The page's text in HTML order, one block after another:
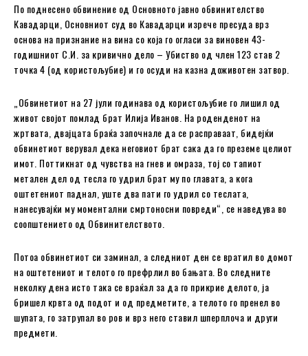
По поднесено обвинение од Основното јавно обвинителство
Кавадарци, Основниот суд во Кавадарци изрече пресуда врз
основа на признание на вина со која го огласи за виновен 43-
годишниот С.И. за кривично дело – Убиство од член 123 став 2
точка 4 (од користољубие) и го осуди на казна доживотен затвор.
„Обвинетиот на 27 јули годинава од користољубие го лишил од
живот својот помлад брат Илија Иванов. На роденденот на
жртвата, двајцата браќа започнале да се расправаат, бидејќи
обвинетиот верувал дека неговиот брат сака да го преземе целиот
имот. Поттикнат од чувства на гнев и омраза, тој со тапиот
метален дел од тесла го удрил брат му по главата, а кога
оштетениот паднал, уште два пати го удрил со теслата,
нанесувајќи му моментални смртоносни повреди“, се наведува во
соопштението од Обвинителството.
Потоа обвинетиот си заминал, а следниот ден се вратил во домот
на оштетениот и телото го префрлил во бањата. Во следните
неколку дена исто така се враќал за да го прикрие делото, ја
бришел крвта од подот и од предметите, а телото го пренел во
шупата, го затрупал во ров и врз него ставил шперплоча и други
предмети.